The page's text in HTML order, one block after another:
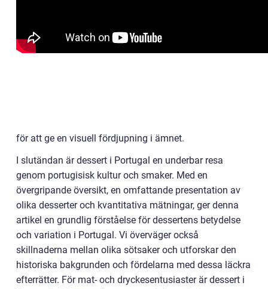
för att ge en visuell fördjupning i ämnet.
I slutändan är dessert i Portugal en underbar resa
genom portugisisk kultur och smaker. Med en
övergripande översikt, en omfattande presentation av
olika desserter och kvantitativa mätningar, ger denna
artikel en grundlig förståelse för dessertens betydelse
och variation i Portugal. Vi överväger också
skillnaderna mellan olika sötsaker och utforskar den
historiska bakgrunden och fördelarna med dessa läckra
efterrätter. För mat- och dryckesentusiaster är dessert i